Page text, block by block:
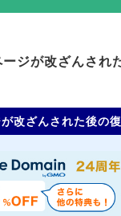
ジが改ざんされ
改ざんされた後の
ざんに気づく
公開の中止
の特定